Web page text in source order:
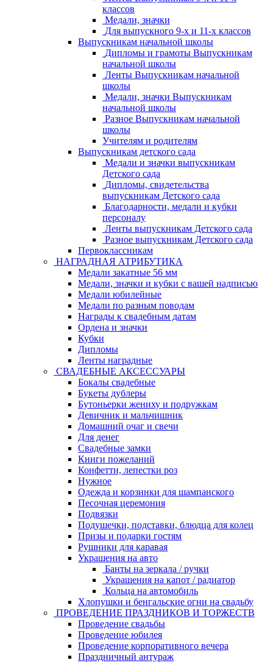
классов
Медали, значки
Для выпускного 9-х и 11-х классов
Выпускникам начальной школы
Дипломы и грамоты Выпускникам
начальной школы
Ленты Выпускникам начальной
школы
Медали, значки Выпускникам
начальной школы
Разное Выпускникам начальной
школы
Учителям и родителям
Выпускникам детского сада
Медали и значки выпускникам
Детского сада
Дипломы, свидетельства
выпускникам Детского сада
Благодарности, медали и кубки
персоналу
Ленты выпускникам Детского сада
Разное выпускникам Детского сада
Первоклассникам
НАГРАДНАЯ АТРИБУТИКА
Медали закатные 56 мм
Медали, значки и кубки с вашей надписью
Медали юбилейные
Медали по разным поводам
Награды к свадебным датам
Ордена и значки
Кубки
Дипломы
Ленты наградные
СВАДЕБНЫЕ АКСЕССУАРЫ
Бокалы свадебные
Букеты дублеры
Бутоньерки жениху и подружкам
Девичник и мальчишник
Домашний очаг и свечи
Для денег
Свадебные замки
Книги пожеланий
Конфетти, лепестки роз
Нужное
Одежда и корзинки для шампанского
Песочная церемония
Подвязки
Подушечки, подставки, блюдца для колец
Призы и подарки гостям
Рушники для каравая
Украшения на авто
Банты на зеркала / ручки
Украшения на капот / радиатор
Кольца на автомобиль
Хлопушки и бенгальские огни на свадьбу
ПРОВЕДЕНИЕ ПРАЗДНИКОВ И ТОРЖЕСТВ
Проведение свадьбы
Проведение юбилея
Проведение корпоративного вечера
Праздничный антураж